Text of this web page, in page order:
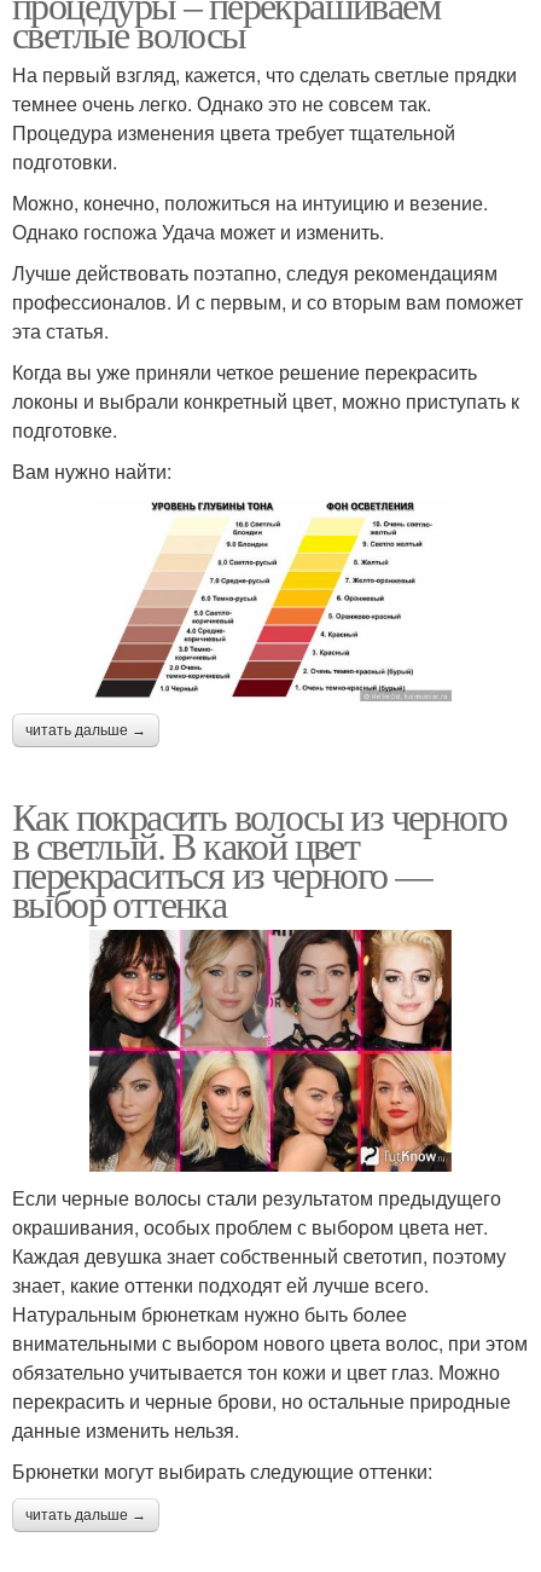
светлые волосы
На первый взгляд, кажется, что сделать светлые прядки
темнее очень легко. Однако это не совсем так.
Процедура изменения цвета требует тщательной
подготовки.
Можно, конечно, положиться на интуицию и везение.
Однако госпожа Удача может и изменить.
Лучше действовать поэтапно, следуя рекомендациям
профессионалов. И с первым, и со вторым вам поможет
эта статья.
Когда вы уже приняли четкое решение перекрасить
локоны и выбрали конкретный цвет, можно приступать к
подготовке.
Вам нужно найти:
читать дальше →
Как покрасить волосы из черного
в светлый. В какой цвет
перекраситься из черного —
выбор оттенка
Если черные волосы стали результатом предыдущего
окрашивания, особых проблем с выбором цвета нет.
Каждая девушка знает собственный светотип, поэтому
знает, какие оттенки подходят ей лучше всего.
Натуральным брюнеткам нужно быть более
внимательными с выбором нового цвета волос, при этом
обязательно учитывается тон кожи и цвет глаз. Можно
перекрасить и черные брови, но остальные природные
данные изменить нельзя.
Брюнетки могут выбирать следующие оттенки:
читать дальше →